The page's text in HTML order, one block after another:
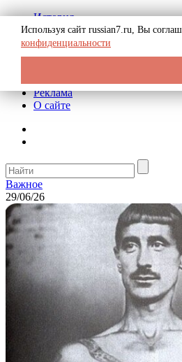
История
Биография
Криминал
СССР
Реклама
О сайте
Важное
29/06/26
Используя сайт russian7.ru, Вы
конфиденциальности